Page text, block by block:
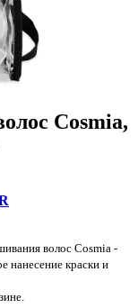
Cosmia,
волос Cosmia -
нанесение краски и